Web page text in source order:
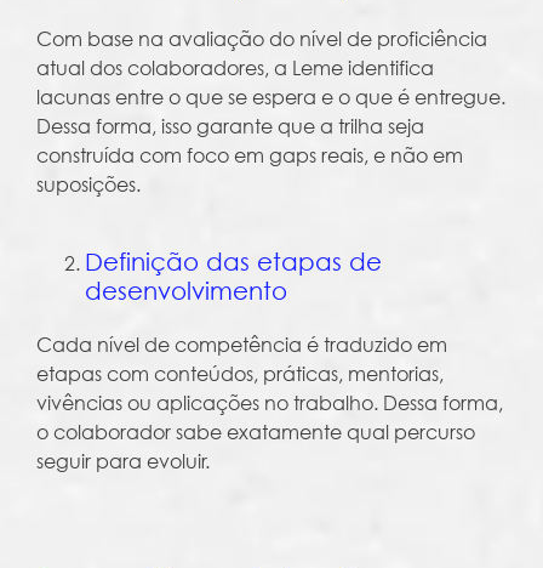
Com base na avaliação do nível de proficiência
atual dos colaboradores, a Leme identifica
lacunas entre o que se espera e o que é entregue.
Dessa forma, isso garante que a trilha seja
construída com foco em gaps reais, e não em
suposições.
Definição das etapas de
desenvolvimento
Cada nível de competência é traduzido em
etapas com conteúdos, práticas, mentorias,
vivências ou aplicações no trabalho. Dessa forma,
o colaborador sabe exatamente qual percurso
seguir para evoluir.